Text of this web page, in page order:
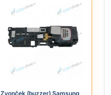
Zvonček (buzzer) Samsung